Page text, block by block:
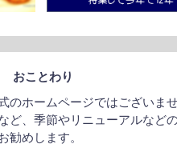
おことわり
のホームページではございま
ど、季節やリニューアルなど
勧めします。